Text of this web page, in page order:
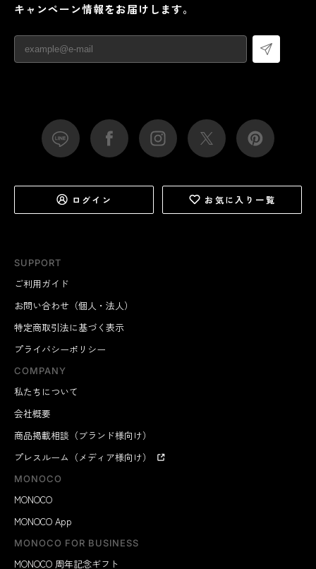
SUPPORT
ご利用ガイド
お問い合わせ（個人・法人）
特定商取引法に基づく表示
プライバシーポリシー
COMPANY
私たちについて
会社概要
商品掲載相談（ブランド様向け）
プレスルーム（メディア様向け）
MONOCO
MONOCO
MONOCO App
MONOCO FOR BUSINESS
MONOCO 周年記念ギフト
キャンペーン情報をお届けします。
ログイン お気に入り一覧